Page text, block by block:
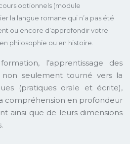
optionnels (module
la langue romane qui n’a pas été
ou encore d’approfondir votre
philosophie ou en histoire.
l’apprentissage des
non seulement tourné vers la
(pratiques orale et écrite),
compréhension en profondeur
ainsi que de leurs dimensions